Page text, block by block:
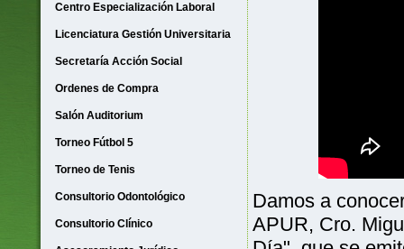
Centro Especialización Laboral
Licenciatura Gestión Universitaria
Secretaría Acción Social
Ordenes de Compra
Salón Auditorium
Torneo Fútbol 5
Torneo de Tenis
Consultorio Odontológico
Consultorio Clínico
Damos a
APUR, Cro.